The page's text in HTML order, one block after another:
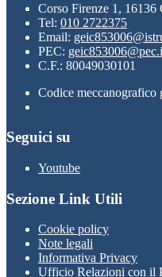
Corso Firenze 1, 16136
Tel: 010 2722375
Email:
PEC:
C.F.: 80049030101
Codice meccanografico
Seguici su
Youtube
Sezione Link Utili
Cookie policy
Note legali
Informativa Privacy
Ufficio Relazioni con il